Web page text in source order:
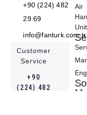
+90 (224) 482
29 69
info@fanturk.com.tr
Customer
Service
+90
(224) 482
Air
Unit